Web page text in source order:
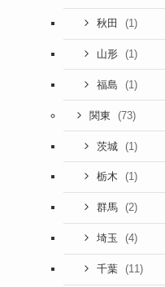
秋田 (1)
山形 (1)
福島 (1)
関東 (73)
茨城 (1)
栃木 (1)
群馬 (2)
埼玉 (4)
千葉 (11)